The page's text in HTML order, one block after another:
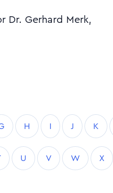
Dr. Gerhard Merk,
H I J K
U V W X